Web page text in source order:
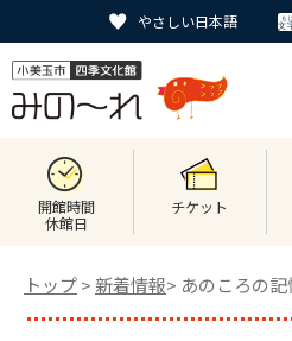
やさしい日本語
開館時間
休館日
チケット
トップ> 新着情報> あのころの記